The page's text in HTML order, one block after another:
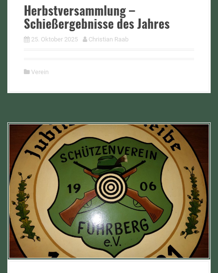
Herbstversammlung –
Schießergebnisse des Jahres
25. Oktober 2025 Christian Raab
Verein